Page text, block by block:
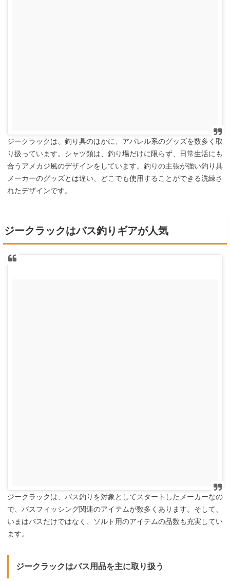
ジークラックは、釣り具のほかに、アパレル系のグッズを数多く取
り扱っています。シャツ類は、釣り場だけに限らず、日常生活にも
合うアメカジ風のデザインをしています。釣りの主張が強い釣り具
メーカーのグッズとは違い、どこでも使用することができる洗練さ
れたデザインです。
ジークラックはバス釣りギアが人気
ジークラックは、バス釣りを対象としてスタートしたメーカーなの
で、バスフィッシング関連のアイテムが数多くあります。そして、
いまはバスだけではなく、ソルト用のアイテムの品数も充実してい
ます。
ジークラックはバス用品を主に取り扱う